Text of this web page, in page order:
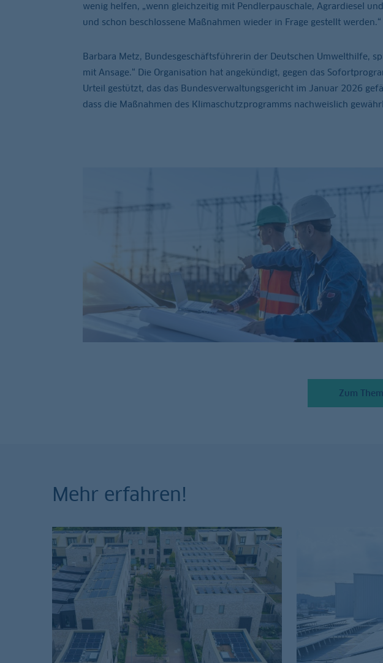
wenig helfen, „wenn gleichzeitig mit Pendlerpauschale, Agrardiesel
und schon beschlossene Maßnahmen wieder in Frage gestellt werden.“
Barbara Metz, Bundesgeschäftsführerin der Deutschen Umwelthilfe,
mit Ansage.“ Die Organisation hat angekündigt, gegen das
Urteil gestützt, das das Bundesverwaltungsgericht im Januar 2026
dass die Maßnahmen des Klimaschutzprogramms nachweislich
Zum
Mehr erfahren!